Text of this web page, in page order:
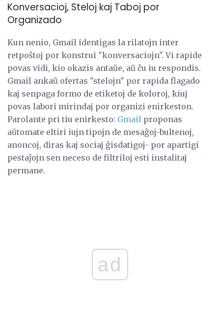
Konversacioj, Steloj kaj Taboj por
Organizado
Kun nenio, Gmail identigas la rilatojn inter
retpoŝtoj por konstrui "konversaciojn". Vi rapide
povas vidi, kio okazis antaŭe, aŭ ĉu iu respondis.
Gmail ankaŭ ofertas "stelojn" por rapida flagado
kaj senpaga formo de etiketoj de koloroj, kiuj
povas labori mirindaj por organizi enirkeston.
Parolante pri tiu enirkesto: Gmail proponas
aŭtomate eltiri iujn tipojn de mesaĝoj-bultenoj,
anoncoj, diras kaj sociaj ĝisdatigoj- por apartigi
pestaĵojn sen neceso de filtriloj esti instalitaj
permane.
ad